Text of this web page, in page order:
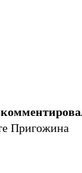
Пригожина